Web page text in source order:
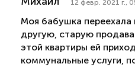
12 февр. 2021 г.,
Моя бабушка переехала
другую, старую
этой квартиры ей
коммунальные услуги,